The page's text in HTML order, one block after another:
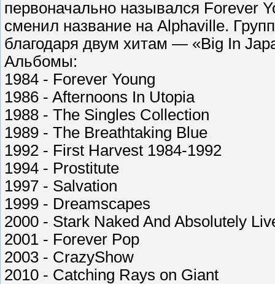
первоначально назывался Forever
сменил название на Alphaville.
благодаря двум хитам — «Big In
Альбомы:
1984 - Forever Young
1986 - Afternoons In Utopia
1988 - The Singles Collection
1989 - The Breathtaking Blue
1992 - First Harvest 1984-1992
1994 - Prostitute
1997 - Salvation
1999 - Dreamscapes
2000 - Stark Naked And Absolutely
2001 - Forever Pop
2003 - CrazyShow
2010 - Catching Rays on Giant